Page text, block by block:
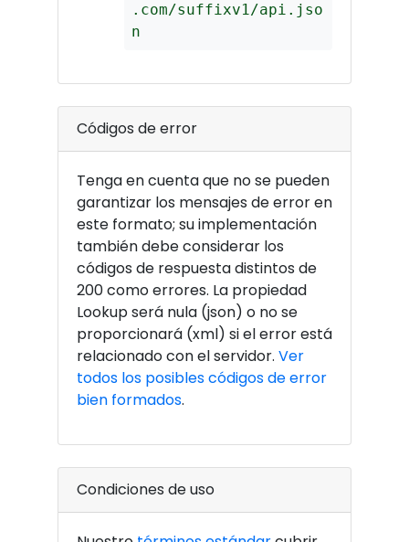
.com/suffixv1/api.jso
n
Códigos de error
Tenga en cuenta que no se pueden
garantizar los mensajes de error en
este formato; su implementación
también debe considerar los
códigos de respuesta distintos de
200 como errores. La propiedad
Lookup será nula (json) o no se
proporcionará (xml) si el error está
relacionado con el servidor. Ver
todos los posibles códigos de error
bien formados.
Condiciones de uso